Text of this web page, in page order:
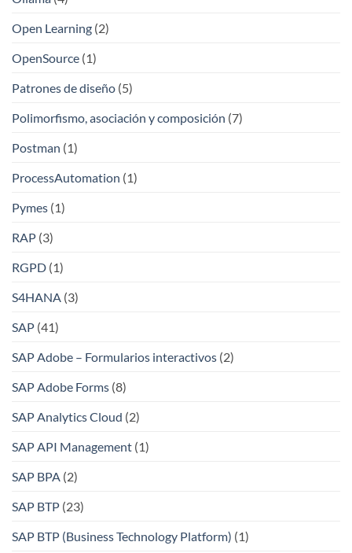
Open Learning (2)
OpenSource (1)
Patrones de diseño (5)
Polimorfismo, asociación y composición (7)
Postman (1)
ProcessAutomation (1)
Pymes (1)
RAP (3)
RGPD (1)
S4HANA (3)
SAP (41)
SAP Adobe – Formularios interactivos (2)
SAP Adobe Forms (8)
SAP Analytics Cloud (2)
SAP API Management (1)
SAP BPA (2)
SAP BTP (23)
SAP BTP (Business Technology Platform) (1)